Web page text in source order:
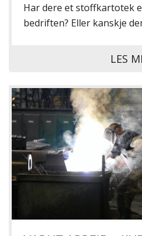
Har dere et stoffkartotek
bedriften? Eller kanskje
LES